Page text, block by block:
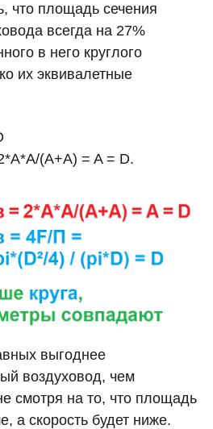
что площадь сечения
всегда на 27%
в него круглого
их эквивалетные
(A+A) = A = D.
выгоднее
воздуховод, чем
смотря на то, что площадь
а скорость будет ниже.